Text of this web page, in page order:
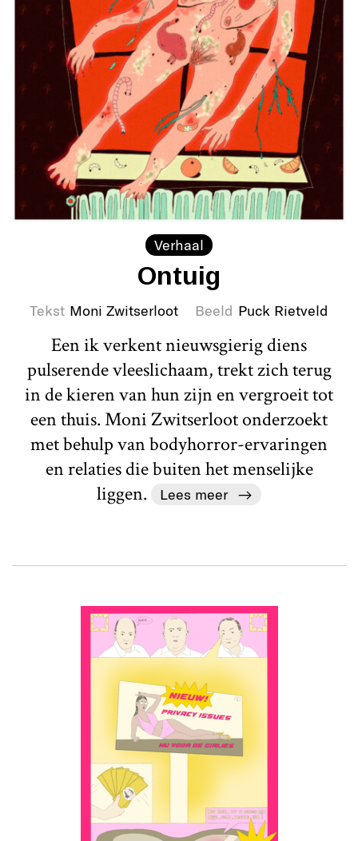
Verhaal
Ontuig
Tekst Moni Zwitserloot Beeld Puck Rietveld
Een ik verkent nieuwsgierig diens
pulserende vleeslichaam, trekt zich terug
in de kieren van hun zijn en vergroeit tot
een thuis. Moni Zwitserloot onderzoekt
met behulp van bodyhorror-ervaringen
en relaties die buiten het menselijke
liggen.
Lees meer